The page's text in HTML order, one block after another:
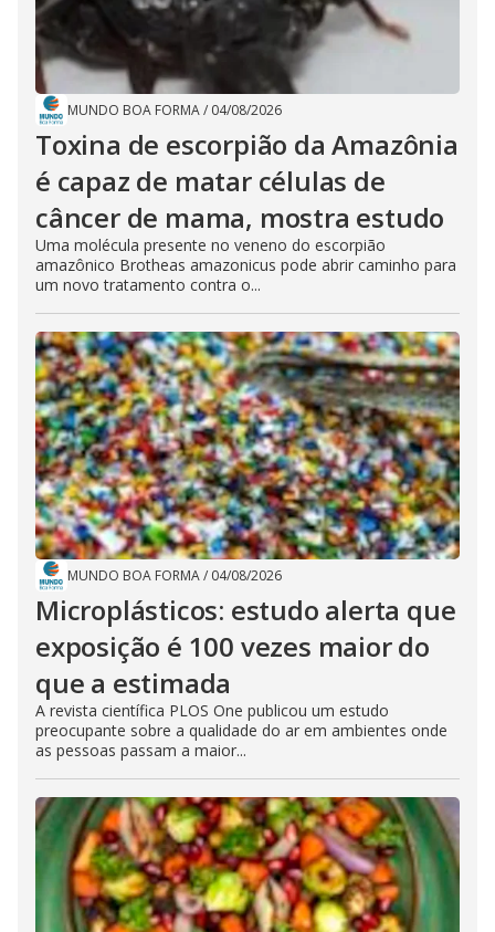
MUNDO BOA FORMA/ 04/08/2026
Toxina de escorpião da Amazônia
é capaz de matar células de
câncer de mama, mostra estudo
Uma molécula presente no veneno do escorpião
amazônico Brotheas amazonicus pode abrir caminho para
um novo tratamento contra o...
MUNDO BOA FORMA/ 04/08/2026
Microplásticos: estudo alerta que
exposição é 100 vezes maior do
que a estimada
A revista científica PLOS One publicou um estudo
preocupante sobre a qualidade do ar em ambientes onde
as pessoas passam a maior...